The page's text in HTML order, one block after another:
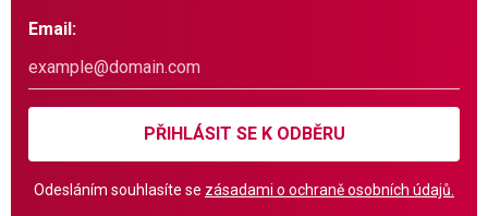
Email:
PŘIHLÁSIT SE K ODBĚRU
Odesláním souhlasíte se zásadami o ochraně osobních údajů.